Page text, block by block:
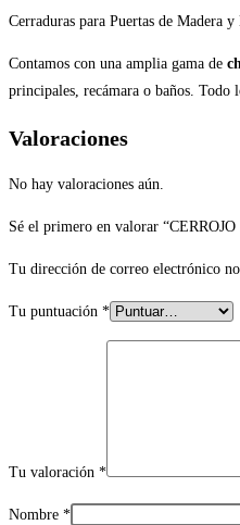
Cerraduras para Puertas de Madera
Contamos con una amplia gama de
principales, recámara o baños.
Valoraciones
No hay valoraciones aún.
Sé el primero en valorar “CERROJO
Tu dirección de correo electrónico
Tu puntuación *
Tu valoración *
Nombre *